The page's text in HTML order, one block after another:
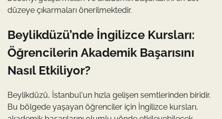
düzeye çıkarmaları önerilmektedir.
Beylikdüzü’nde İngilizce Kursları:
Öğrencilerin Akademik Başarısını
Nasıl Etkiliyor?
Beylikdüzü, İstanbul'un hızla gelişen semtlerinden biridir.
Bu bölgede yaşayan öğrenciler için İngilizce kursları,